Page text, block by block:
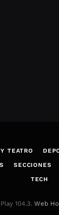
TEATRO
SECCIONES
TECH
104.3. Web